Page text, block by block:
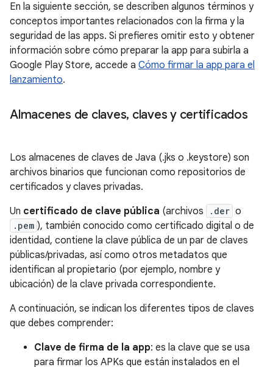
En la siguiente sección, se describen algunos términos y
conceptos importantes relacionados con la firma y la
seguridad de las apps. Si prefieres omitir esto y obtener
información sobre cómo preparar la app para subirla a
Google Play Store, accede a Cómo firmar la app para el
lanzamiento.
Almacenes de claves, claves y certificados
Los almacenes de claves de Java (.jks o .keystore) son
archivos binarios que funcionan como repositorios de
certificados y claves privadas.
Un certificado de clave pública (archivos .der o
.pem ), también conocido como certificado digital o de
identidad, contiene la clave pública de un par de claves
públicas/privadas, así como otros metadatos que
identifican al propietario (por ejemplo, nombre y
ubicación) de la clave privada correspondiente.
A continuación, se indican los diferentes tipos de claves
que debes comprender:
Clave de firma de la app: es la clave que se usa
para firmar los APKs que están instalados en el